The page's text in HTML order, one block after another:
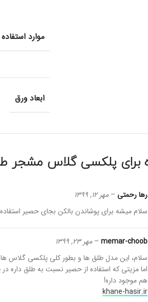
موارد استفاده
ابعاد ورق
پلکسی گلاس مشجر
رها رحمتی – مهر 12, 1399
سلام میشه برای پوشاندن بالکن بجای حصیر
memar-choob
– مهر 23, 1399
سلام، این مدل طلق ها و بطور کلی پلکسی گلاس
اما مزیتی که استفاده از حصیر نسبت به طلق داره
هم موجود داره!
khane-hasir.ir